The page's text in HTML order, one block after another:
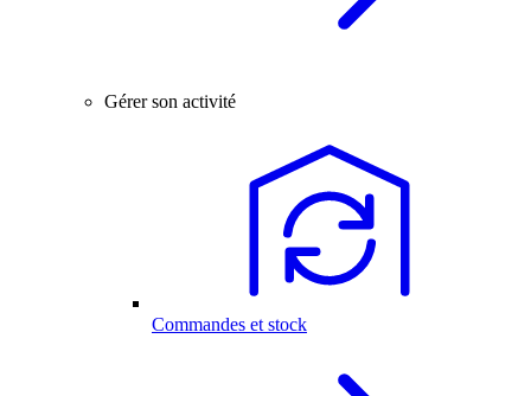
Gérer son activité
Commandes et stock